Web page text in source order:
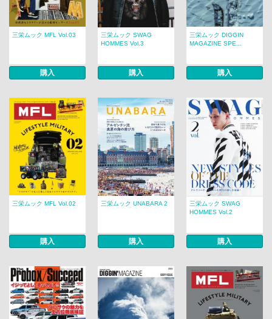
三栄ムック MFL Vol.03
購入
三栄ムック SWAG
HOMMES Vol.3
購入
三栄ムック DIGGIN
MAGAZINE SPE...
購入
三栄ムック MFL Vol.02
購入
三栄ムック UNABARA 2
購入
三栄ムック SWAG
HOMMES Vol.2
購入